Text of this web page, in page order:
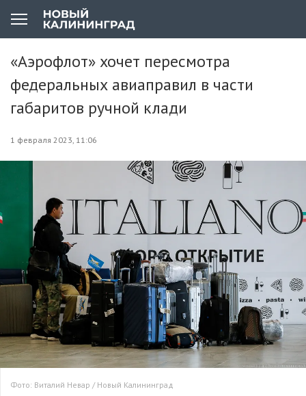
«Аэрофлот» хочет пересмотра
федеральных авиаправил в части
габаритов ручной клади
1 февраля 2023, 11:06
Фото: Виталий Невар / Новый Калининград